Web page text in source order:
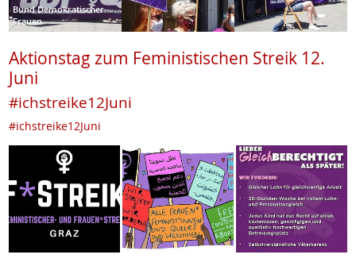
Bund Demokratischer
Frauen
Aktionstag zum Feministischen Streik 12.
Juni
#ichstreike12Juni
#ichstreike12Juni